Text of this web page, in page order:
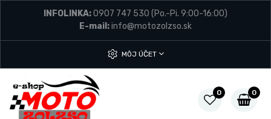
INFOLINKA:0907 747 530 (Po.-Pi. 9:00-16:00)
E-mail:info@motozolzso.sk
MÔJ ÚČET
0 0